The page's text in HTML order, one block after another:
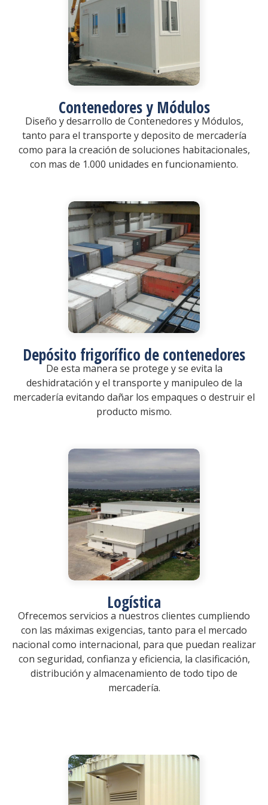
Contenedores y Módulos
Diseño y desarrollo de Contenedores y Módulos,
tanto para el transporte y deposito de mercadería
como para la creación de soluciones habitacionales,
con mas de 1.000 unidades en funcionamiento.
Depósito frigorífico de contenedores
De esta manera se protege y se evita la
deshidratación y el transporte y manipuleo de la
mercadería evitando dañar los empaques o destruir el
producto mismo.
Logística
Ofrecemos servicios a nuestros clientes cumpliendo
con las máximas exigencias, tanto para el mercado
nacional como internacional, para que puedan realizar
con seguridad, confianza y eficiencia, la clasificación,
distribución y almacenamiento de todo tipo de
mercadería.